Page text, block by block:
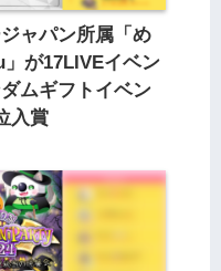
ャパン所属「め
が17LIVEイベン
ダムギフトイベン
入賞